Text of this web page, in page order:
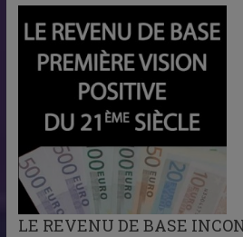
LE REVENU DE BASE